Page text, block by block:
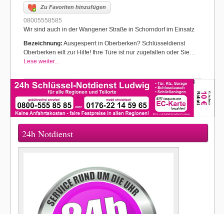
Zu Favoriten hinzufügen
08005558585
Wir sind auch in der Wangener Straße in Schorndorf im Einsatz
Bezeichnung: Ausgesperrt in Oberberken? Schlüsseldienst
Oberberken eilt zur Hilfe! Ihre Türe ist nur zugefallen oder Sie…
Lese weiter...
24h Notdienst